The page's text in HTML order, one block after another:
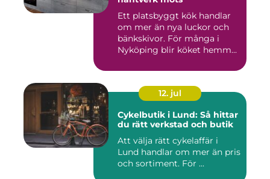
Ett platsbyggt kök handlar
om mer än nya luckor och
bänkskivor. För många i
Nyköping blir köket hemm...
12. jul
Cykelbutik i Lund: Så hittar
du rätt verkstad och butik
Att välja rätt cykelaffär i
Lund handlar om mer än pris
och sortiment. För ...